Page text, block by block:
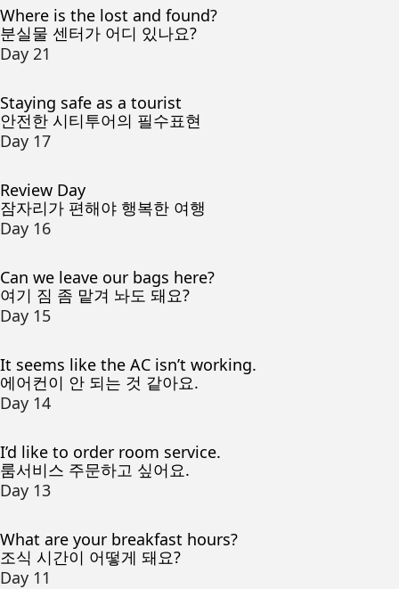
Where is the lost and found?
분실물 센터가 어디 있나요?
Day 21
Staying safe as a tourist
안전한 시티투어의 필수표현
Day 17
Review Day
잠자리가 편해야 행복한 여행
Day 16
Can we leave our bags here?
여기 짐 좀 맡겨 놔도 돼요?
Day 15
It seems like the AC isn’t working.
에어컨이 안 되는 것 같아요.
Day 14
I’d like to order room service.
룸서비스 주문하고 싶어요.
Day 13
What are your breakfast hours?
조식 시간이 어떻게 돼요?
Day 11